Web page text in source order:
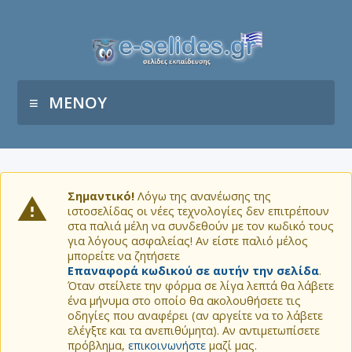
ΜΕΝΟΥ
Σημαντικό! Λόγω της ανανέωσης της
ιστοσελίδας οι νέες τεχνολογίες δεν επιτρέπουν
στα παλιά μέλη να συνδεθούν με τον κωδικό τους
για λόγους ασφαλείας! Αν είστε παλιό μέλος
μπορείτε να ζητήσετε
Επαναφορά κωδικού σε αυτήν την σελίδα.
Όταν στείλετε την φόρμα σε λίγα λεπτά θα λάβετε
ένα μήνυμα στο οποίο θα ακολουθήσετε τις
οδηγίες που αναφέρει (αν αργείτε να το λάβετε
ελέγξτε και τα ανεπιθύμητα). Αν αντιμετωπίσετε
πρόβλημα, επικοινωνήστε μαζί μας.